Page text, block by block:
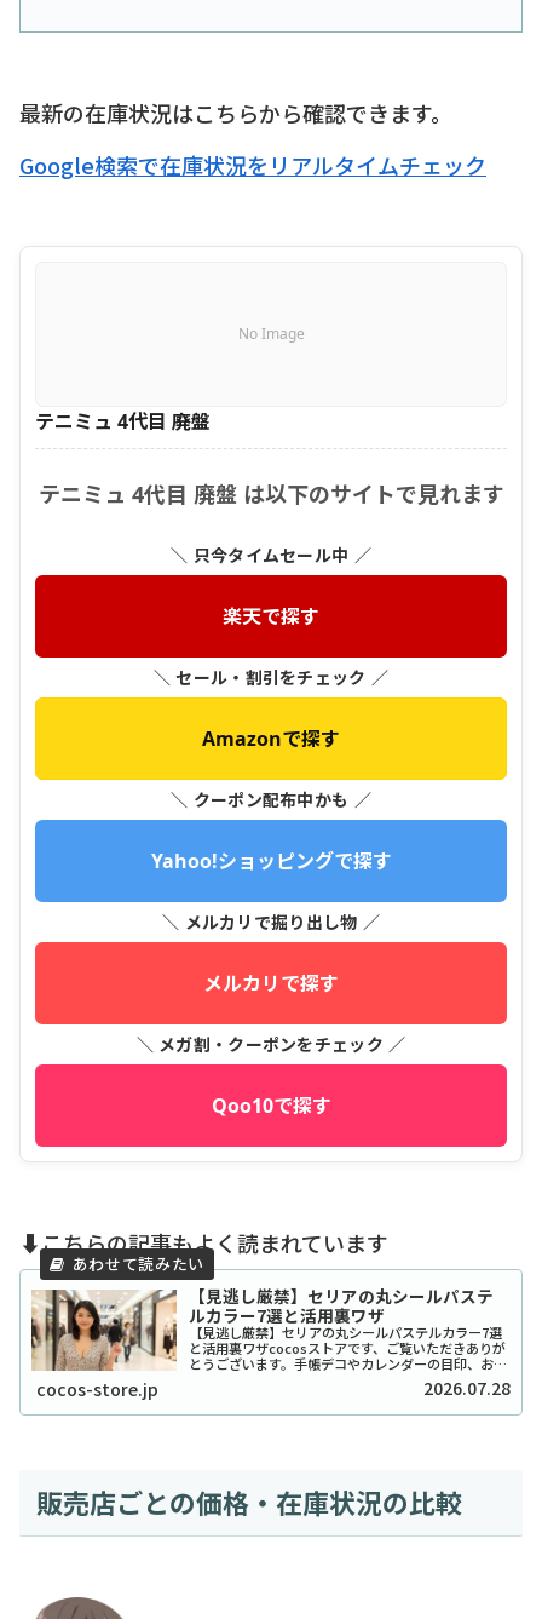
最新の在庫状況はこちらから確認できます。
Google検索で在庫状況をリアルタイムチェック
No Image
テニミュ 4代目 廃盤
テニミュ 4代目 廃盤 は以下のサイトで見れます
＼ 只今タイムセール中 ／
楽天で探す
＼ セール・割引をチェック ／
Amazonで探す
＼ クーポン配布中かも ／
Yahoo!ショッピングで探す
＼ メルカリで掘り出し物 ／
メルカリで探す
＼ メガ割・クーポンをチェック ／
Qoo10で探す
⬇️こちらの記事もよく読まれています
【見逃し厳禁】セリアの丸シールパステ
ルカラー7選と活用裏ワザ
【見逃し厳禁】セリアの丸シールパステルカラー7選
と活用裏ワザcocosストアです、ご覧いただきありが
とうございます。手帳デコやカレンダーの目印、お子
さんのシール貼り遊びなど、私たちの生活に欠かせな
い文房具といえば「丸シール」ですよね。中でも...
cocos-store.jp 2026.07.28
販売店ごとの価格・在庫状況の比較